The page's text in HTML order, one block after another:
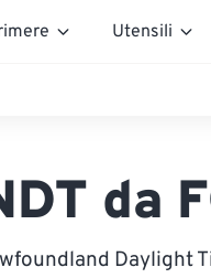
Utensili
da
Daylight